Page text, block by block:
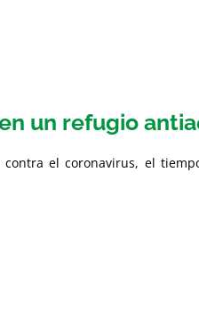
un refugio
el coronavirus, el